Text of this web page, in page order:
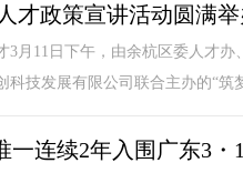
才政策宣讲活动圆满
3月11日下午，由余杭区委人才
科技发展有限公司联合主办的“筑
连续2年入围广东3